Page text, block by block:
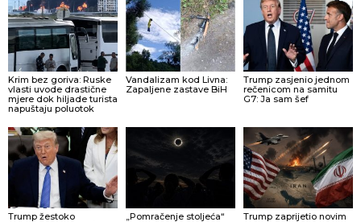
Krim bez goriva: Ruske
vlasti uvode drastične
mjere dok hiljade turista
napuštaju poluotok
Vandalizam kod Livna:
Zapaljene zastave BiH
Trump zasjenio jednom
rečenicom na samitu
G7: Ja sam šef
Trump žestoko
„Pomračenje stoljeća“
Trump zaprijetio novim